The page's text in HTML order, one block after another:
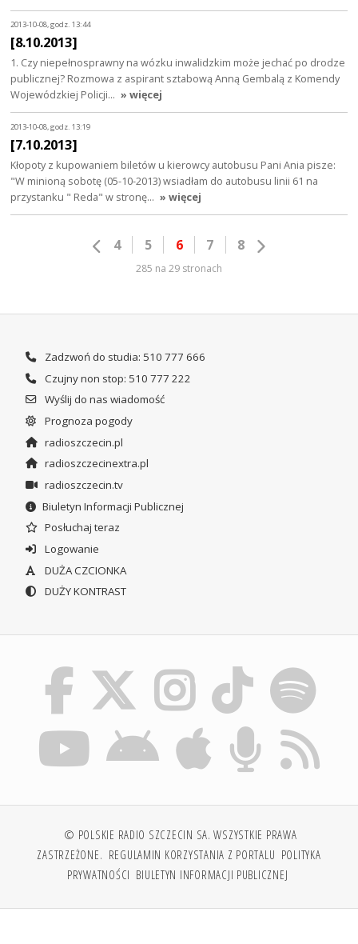
2013-10-08, godz. 13:44
[8.10.2013]
1. Czy niepełnosprawny na wózku inwalidzkim może jechać po drodze
publicznej? Rozmowa z aspirant sztabową Anną Gembalą z Komendy
Wojewódzkiej Policji… » więcej
2013-10-08, godz. 13:19
[7.10.2013]
Kłopoty z kupowaniem biletów u kierowcy autobusu Pani Ania pisze:
"W minioną sobotę (05-10-2013) wsiadłam do autobusu linii 61 na
przystanku " Reda" w stronę… » więcej
4 5 6 7 8
285 na 29 stronach
Zadzwoń do studia: 510 777 666
Czujny non stop: 510 777 222
Wyślij do nas wiadomość
Prognoza pogody
radioszczecin.pl
radioszczecinextra.pl
radioszczecin.tv
Biuletyn Informacji Publicznej
Posłuchaj teraz
Logowanie
DUŻA CZCIONKA
DUŻY KONTRAST
© POLSKIE RADIO SZCZECIN SA. WSZYSTKIE PRAWA
ZASTRZEŻONE. REGULAMIN KORZYSTANIA Z PORTALU POLITYKA
PRYWATNOŚCI BIULETYN INFORMACJI PUBLICZNEJ